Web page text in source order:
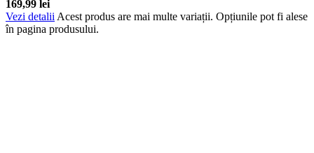
169,99 lei
Vezi detalii Acest produs are mai multe variații. Opțiunile pot fi alese
în pagina produsului.